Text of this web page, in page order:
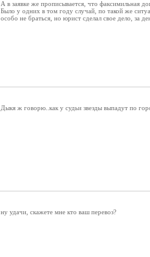
А в заявке же прописывается, что факсимильная
Было у одних в том году случай, по такой же
особо не браться, но юрист сделал свое дело, за
Дыкя ж говорю..как у судьи звезды выпадут по
ну удачи, скажете мне кто ваш перевоз?